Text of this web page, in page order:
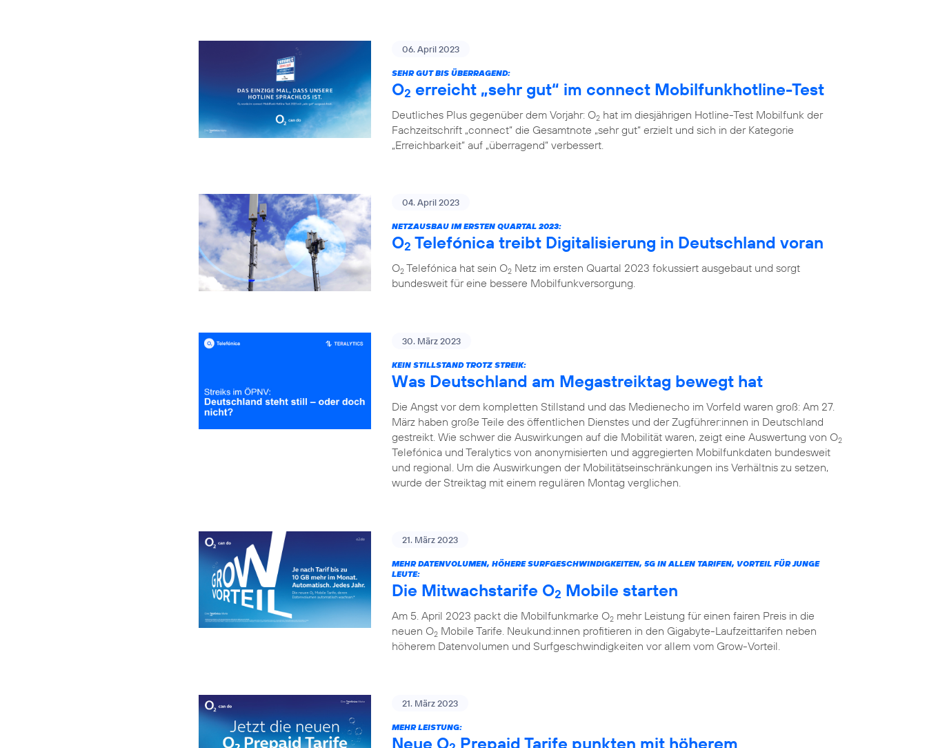
06. April 2023
SEHR GUT BIS ÜBERRAGEND:
O2 erreicht „sehr gut“ im connect Mobilfunkhotline-Test
Deutliches Plus gegenüber dem Vorjahr: O2 hat im diesjährigen Hotline-Test Mobilfunk der
Fachzeitschrift „connect“ die Gesamtnote „sehr gut“ erzielt und sich in der Kategorie
„Erreichbarkeit“ auf „überragend“ verbessert.
04. April 2023
NETZAUSBAU IM ERSTEN QUARTAL 2023:
O2 Telefónica treibt Digitalisierung in Deutschland voran
O2 Telefónica hat sein O2 Netz im ersten Quartal 2023 fokussiert ausgebaut und sorgt
bundesweit für eine bessere Mobilfunkversorgung.
30. März 2023
KEIN STILLSTAND TROTZ STREIK:
Was Deutschland am Megastreiktag bewegt hat
Die Angst vor dem kompletten Stillstand und das Medienecho im Vorfeld waren groß: Am 27.
März haben große Teile des öffentlichen Dienstes und der Zugführer:innen in Deutschland
gestreikt. Wie schwer die Auswirkungen auf die Mobilität waren, zeigt eine Auswertung von O2
Telefónica und Teralytics von anonymisierten und aggregierten Mobilfunkdaten bundesweit
und regional. Um die Auswirkungen der Mobilitätseinschränkungen ins Verhältnis zu setzen,
wurde der Streiktag mit einem regulären Montag verglichen.
21. März 2023
MEHR DATENVOLUMEN, HÖHERE SURFGESCHWINDIGKEITEN, 5G IN ALLEN TARIFEN, VORTEIL FÜR JUNGE
LEUTE:
Die Mitwachstarife O2 Mobile starten
Am 5. April 2023 packt die Mobilfunkmarke O2 mehr Leistung für einen fairen Preis in die
neuen O2 Mobile Tarife. Neukund:innen profitieren in den Gigabyte-Laufzeittarifen neben
höherem Datenvolumen und Surfgeschwindigkeiten vor allem vom Grow-Vorteil.
21. März 2023
MEHR LEISTUNG:
Neue O Prepaid Tarife punkten mit höherem